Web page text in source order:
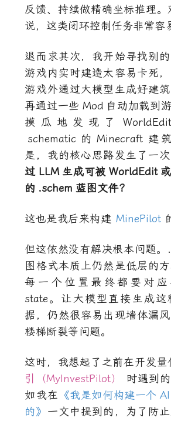
反馈、持续做精确坐标推理。
说，这类闭环控制任务非常容
退而求其次，我开始寻找别
游戏内实时建造太容易卡死
游戏外通过大模型生成好建
再通过一些 Mod 自动加载到
摸瓜地发现了
WorldEdit
schematic 的 Minecraft 建
是，我的核心思路发生了一次
过 LLM 生成可被 WorldEdit
的 .schem 蓝图文件？
这也是我后来构建 MinePilot
但这依然没有解决根本问题。
图格式本质上仍然是低层的方
每一个位置最终都要对应
state。让大模型直接生成这
据，仍然很容易出现墙体漏风
楼梯断裂等问题。
这时，我想起了之前在开发量
引（MyInvestPilot）
时遇到
如我在 《我是如何构建一个 AI
的》 一文中提到的，为了防